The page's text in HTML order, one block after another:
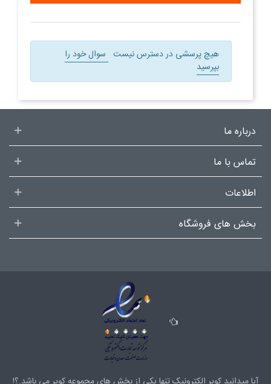
هیچ پرسشی در دسترس نیست سوال خود را
بپرسید
درباره ما
تماس با ما
اطلاعات
بخش های فروشگاه